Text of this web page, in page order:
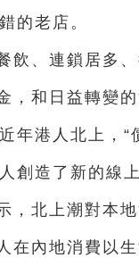
的老店。
、連鎖居多、
，和日益轉變
年港人北上，“
創造了新的線
，北上潮對本
在內地消費以